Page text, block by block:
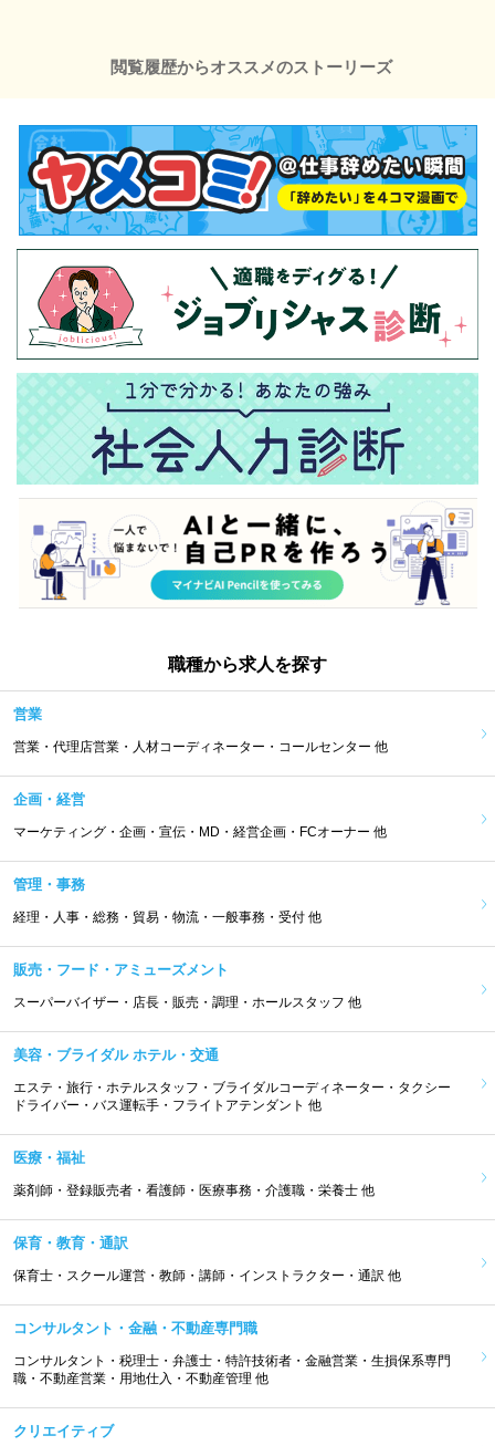
閲覧履歴からオススメのストーリーズ
職種から求人を探す
営業
営業・代理店営業・人材コーディネーター・コールセンター 他
企画・経営
マーケティング・企画・宣伝・MD・経営企画・FCオーナー 他
管理・事務
経理・人事・総務・貿易・物流・一般事務・受付 他
販売・フード・アミューズメント
スーパーバイザー・店長・販売・調理・ホールスタッフ 他
美容・ブライダル ホテル・交通
エステ・旅行・ホテルスタッフ・ブライダルコーディネーター・タクシー
ドライバー・バス運転手・フライトアテンダント 他
医療・福祉
薬剤師・登録販売者・看護師・医療事務・介護職・栄養士 他
保育・教育・通訳
保育士・スクール運営・教師・講師・インストラクター・通訳 他
コンサルタント・金融・不動産専門職
コンサルタント・税理士・弁護士・特許技術者・金融営業・生損保系専門
職・不動産営業・用地仕入・不動産管理 他
クリエイティブ